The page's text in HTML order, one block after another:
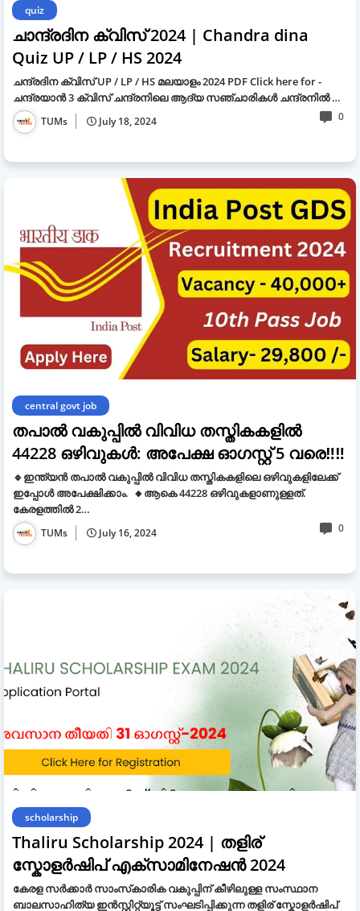
quiz
ചാന്ദ്രദിന ക്വിസ് 2024 | Chandra dina
Quiz UP / LP / HS 2024
ചന്ദ്രദിന ക്വിസ് UP / LP / HS മലയാളം 2024 PDF Click here for -
ചന്ദ്രയാൻ 3 ക്വിസ് ചന്ദ്രനിലെ ആദ്യ സഞ്ചാരികൾ ചന്ദ്രനിൽ …
TUMs July 18, 2024 0
central govt job
തപാൽ വകുപ്പിൽ വിവിധ തസ്തികകളിൽ
44228 ഒഴിവുകൾ: അപേക്ഷ ഓഗസ്റ്റ് 5 വരെ‼‼
🔹ഇന്ത്യൻ തപാൽ വകുപ്പിൽ വിവിധ തസ്തികകളിലെ ഒഴിവുകളിലേക്ക്
ഇപ്പോൾ അപേക്ഷിക്കാം. 🔸ആകെ 44228 ഒഴിവുകളാണുള്ളത്.
കേരളത്തിൽ 2…
TUMs July 16, 2024 0
scholarship
Thaliru Scholarship 2024 | തളിര്
സ്കോളർഷിപ് എക്സാമിനേഷൻ 2024
കേരള സർക്കാർ സാംസ്‌കാരിക വകുപ്പിന് കീഴിലുള്ള സംസ്ഥാന
ബാലസാഹിത്യ ഇൻസ്റ്റിറ്റ്യൂട്ട് സംഘടിപ്പിക്കുന്ന തളിര് സ്കോളർഷിപ്